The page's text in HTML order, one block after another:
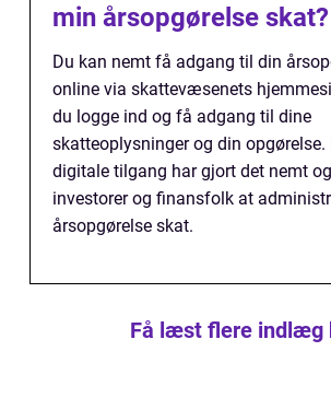
min årsopgørelse skat?
Du kan nemt få adgang til din
online via skattevæsenets
du logge ind og få adgang til dine
skatteoplysninger og din opgørelse.
digitale tilgang har gjort det nemt
investorer og finansfolk at
årsopgørelse skat.
Få læst flere indlæg